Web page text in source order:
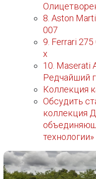
8. Aston
007
9. Ferrari
х
10. Maserati
Редчайший
Коллекция
Обсудить
коллекция
технологии»